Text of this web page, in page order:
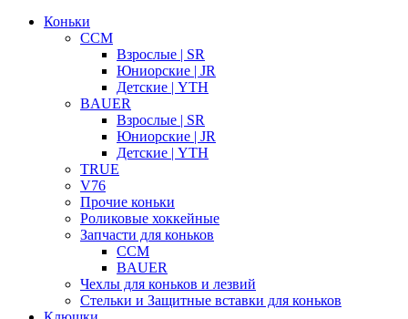
Коньки
CCM
Взрослые | SR
Юниорские | JR
Детские | YTH
BAUER
Взрослые | SR
Юниорские | JR
Детские | YTH
TRUE
V76
Прочие коньки
Роликовые хоккейные
Запчасти для коньков
CCM
BAUER
Чехлы для коньков и лезвий
Стельки и Защитные вставки для коньков